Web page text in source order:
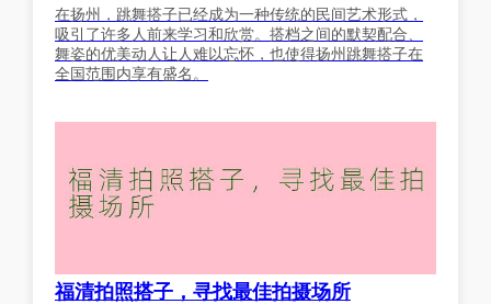
在扬州，跳舞搭子已经成为一种传统的民间艺术形式，
吸引了许多人前来学习和欣赏。搭档之间的默契配合、
舞姿的优美动人让人难以忘怀，也使得扬州跳舞搭子在
全国范围内享有盛名。
福清拍照搭子，寻找最佳拍摄场所